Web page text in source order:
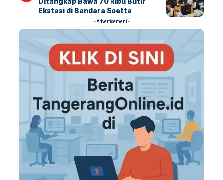
Ekstasi di Bandara Soetta
- Advertisement -